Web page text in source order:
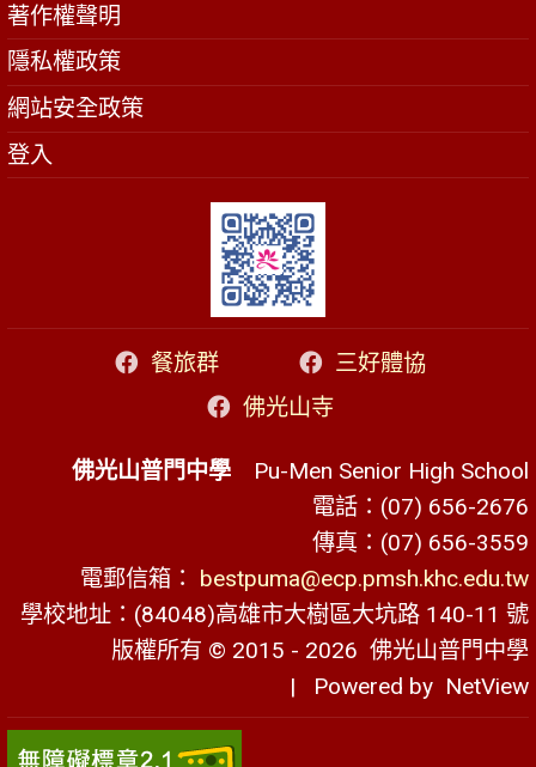
著作權聲明
隱私權政策
網站安全政策
登入
餐旅群
三好體協
佛光山寺
佛光山普門中學 Pu-Men Senior High School
電話：(07) 656-2676
傳真：(07) 656-3559
電郵信箱： bestpuma@ecp.pmsh.khc.edu.tw
學校地址：(84048)高雄市大樹區大坑路 140-11 號
版權所有 © 2015 - 2026 佛光山普門中學
| Powered by NetView